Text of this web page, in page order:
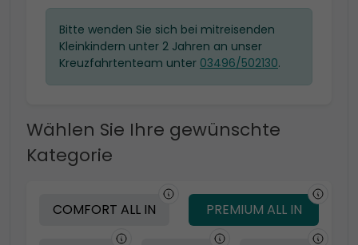
Bitte wenden Sie sich bei mitreisenden
Kleinkindern unter 2 Jahren an unser
Kreuzfahrtenteam unter 03496/502130.
Wählen Sie Ihre gewünschte
Kategorie
COMFORT ALL IN PREMIUM ALL IN